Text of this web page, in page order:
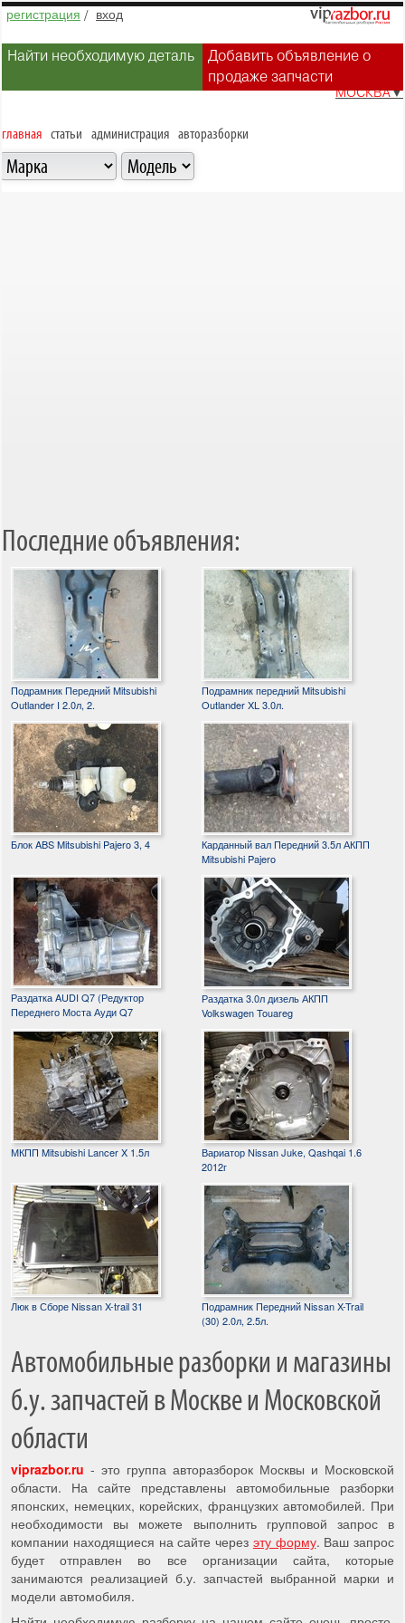
регистрация / вход
Найти необходимую деталь
Добавить объявление о
продаже запчасти
МОСКВА▼
главная статьи администрация авторазборки
Последние объявления:
Подрамник Передний Mitsubishi
Outlander I 2.0л, 2.
Подрамник передний Mitsubishi
Outlander XL 3.0л.
Блок ABS Mitsubishi Pajero 3, 4
Карданный вал Передний 3.5л АКПП
Mitsubishi Pajero
Раздатка AUDI Q7 (Редуктор
Переднего Моста Ауди Q7
Раздатка 3.0л дизель АКПП
Volkswagen Touareg
МКПП Mitsubishi Lancer X 1.5л
Вариатор Nissan Juke, Qashqai 1.6
2012г
Люк в Сборе Nissan X-trail 31
Подрамник Передний Nissan X-Trail
(30) 2.0л, 2.5л.
Автомобильные разборки и магазины
б.у. запчастей в Москве и Московской
области
viprazbor.ru - это группа авторазборок Москвы и Московской
области. На сайте представлены автомобильные разборки
японских, немецких, корейских, французких автомобилей. При
необходимости вы можете выполнить групповой запрос в
компании находящиеся на сайте через эту форму. Ваш запрос
будет отправлен во все организации сайта, которые
занимаются реализацией б.у. запчастей выбранной марки и
модели автомобиля.